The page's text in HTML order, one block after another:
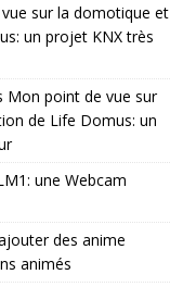
sur la domotique et
un projet KNX très
Mon point de vue sur
de Life Domus: un
une Webcam
des anime
animés